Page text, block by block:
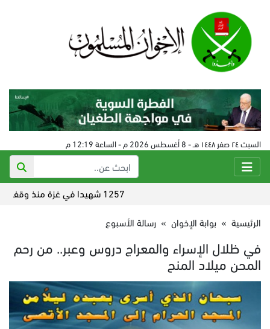
السبت ٢٤ صفر ١٤٤٨ هـ - 8 أغسطس 2026 م - الساعة 12:19 م
الرئيسية » بوابة الإخوان » رسالة الأسبوع
في ظلال الإسراء والمعراج دروس وعبر.. من رحم
المحن ميلاد المنح